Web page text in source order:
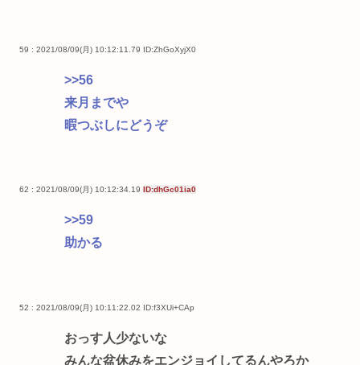
59 : 2021/08/09(月) 10:12:11.79 ID:ZhGoXyjX0
>>56
来月までや
暇つぶしにどうぞ
62 : 2021/08/09(月) 10:12:34.19 ID:dhGc01ia0
>>59
助かる
52 : 2021/08/09(月) 10:11:22.02 ID:f3XUi+CAp
おっす人少ないな
みんな盆休みをエンジョイしてるんやろか